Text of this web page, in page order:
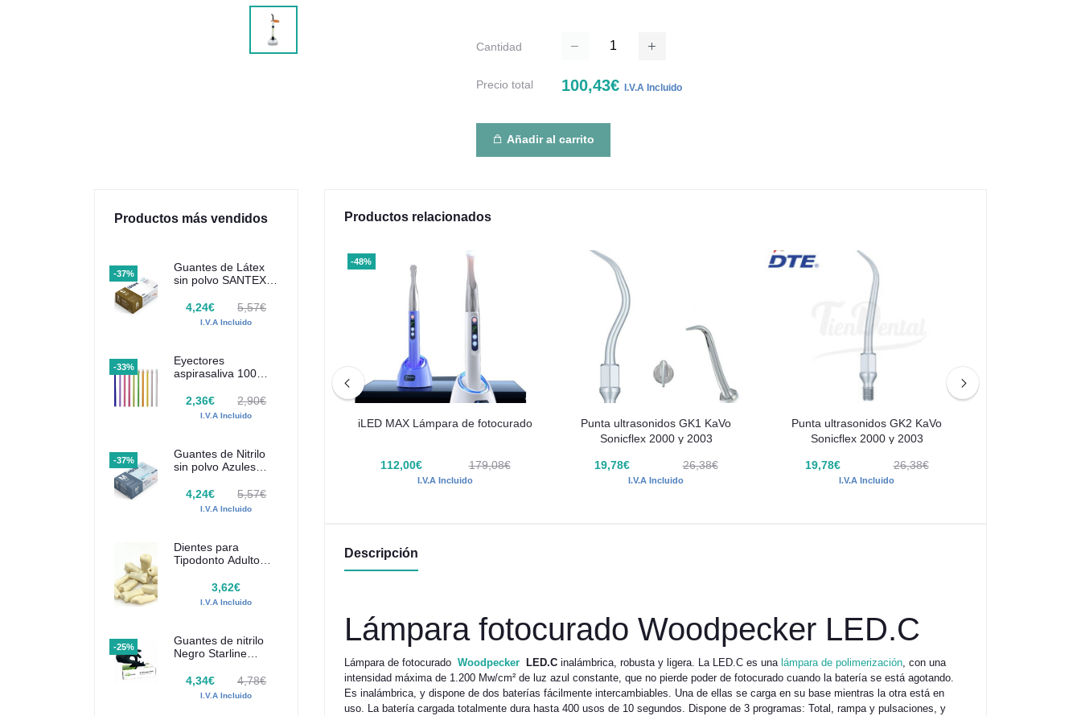
Cantidad
Precio total 100,43€I.V.A Incluido
Añadir al carrito
Productos más vendidos
-37%
Guantes de Látex
sin polvo SANTEX
4,24€
5,57€
I.V.A Incluido
-33%
Eyectores
aspirasaliva 100
Monoart
2,36€ 2,90€
I.V.A Incluido
-37%
Guantes de Nitrilo
sin polvo Azules
4,24€
5,57€
I.V.A Incluido
Dientes para
Tipodonto Adulto
3,62€
I.V.A Incluido
-25%
Guantes de nitrilo
Negro Starline
4,34€
4,78€
I.V.A Incluido
Productos relacionados
986,15€ 1.934,79€
-48%
iLED MAX Lámpara de fotocurado
112,00€ 179,08€
I.V.A Incluido
Punta ultrasonidos GK1 KaVo
Sonicflex 2000 y 2003
19,78€ 26,38€
I.V.A Incluido
Punta ultrasonidos GK2 KaVo
Sonicflex 2000 y 2003
19,78€ 26,38€
I.V.A Incluido
Descripción
Lámpara fotocurado Woodpecker LED.C
Lámpara de fotocurado WoodpeckerLED.Cinalámbrica, robusta y ligera. La LED.C es una lámpara de polimerización, con una
intensidad máxima de 1.200 Mw/cm² de luz azul constante, que no pierde poder de fotocurado cuando la batería se está agotando.
Es inalámbrica, y dispone de dos baterías fácilmente intercambiables. Una de ellas se carga en su base mientras la otra está en
uso. La batería cargada totalmente dura hasta 400 usos de 10 segundos. Dispone de 3 programas: Total, rampa y pulsaciones, y